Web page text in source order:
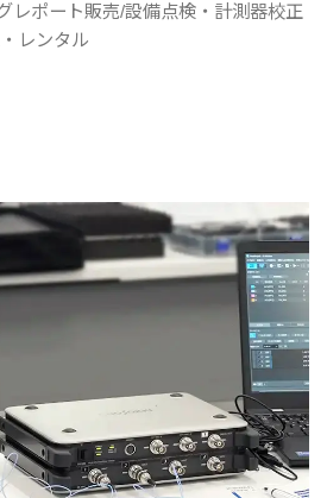
レポート販売/設備点検・計測器校正
レンタル